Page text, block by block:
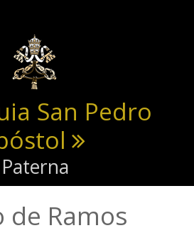
San Pedro
Paterna
de Ramos